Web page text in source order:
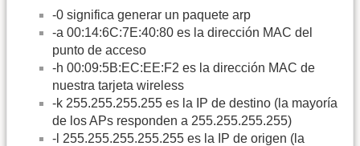
-0 significa generar un paquete arp
-a 00:14:6C:7E:40:80 es la dirección MAC del
punto de acceso
-h 00:09:5B:EC:EE:F2 es la dirección MAC de
nuestra tarjeta wireless
-k 255.255.255.255 es la IP de destino (la mayoría
de los APs responden a 255.255.255.255)
-l 255.255.255.255.255 es la IP de origen (la